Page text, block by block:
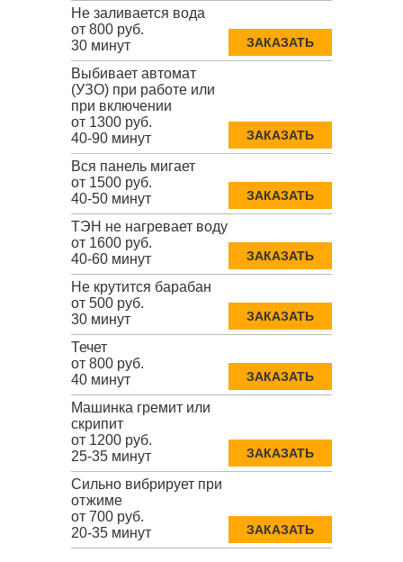
Не заливается вода
от 800 руб.
30 минут
ЗАКАЗАТЬ
Выбивает автомат
(УЗО) при работе или
при включении
от 1300 руб.
40-90 минут
ЗАКАЗАТЬ
Вся панель мигает
от 1500 руб.
40-50 минут
ЗАКАЗАТЬ
ТЭН не нагревает воду
от 1600 руб.
40-60 минут
ЗАКАЗАТЬ
Не крутится барабан
от 500 руб.
30 минут
ЗАКАЗАТЬ
Течет
от 800 руб.
40 минут
ЗАКАЗАТЬ
Машинка гремит или
скрипит
от 1200 руб.
25-35 минут
ЗАКАЗАТЬ
Сильно вибрирует при
отжиме
от 700 руб.
20-35 минут
ЗАКАЗАТЬ